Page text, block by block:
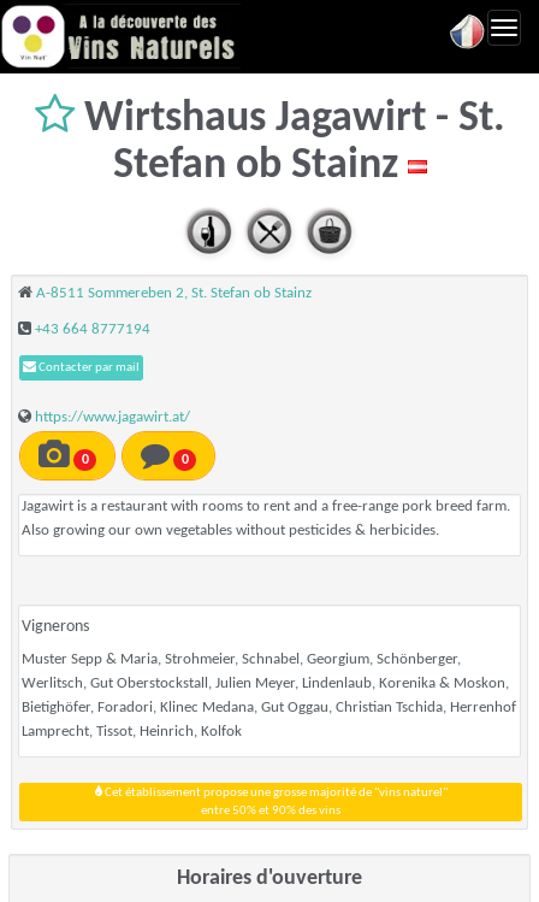
Wirtshaus Jagawirt - St.
Stefan ob Stainz
A-8511 Sommereben 2, St. Stefan ob Stainz
+43 664 8777194
Contacter par mail
https://www.jagawirt.at/
0 0
Jagawirt is a restaurant with rooms to rent and a free-range pork breed farm.
Also growing our own vegetables without pesticides & herbicides.
Vignerons
Muster Sepp & Maria, Strohmeier, Schnabel, Georgium, Schönberger,
Werlitsch, Gut Oberstockstall, Julien Meyer, Lindenlaub, Korenika & Moskon,
Bietighöfer, Foradori, Klinec Medana, Gut Oggau, Christian Tschida, Herrenhof
Lamprecht, Tissot, Heinrich, Kolfok
Cet établissement propose une grosse majorité de "vins naturel"
entre 50% et 90% des vins
Horaires d'ouverture